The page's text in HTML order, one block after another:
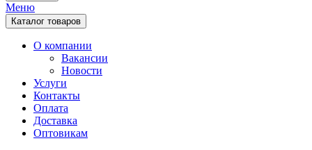
Меню
Каталог товаров
О компании
Вакансии
Новости
Услуги
Контакты
Оплата
Доставка
Оптовикам